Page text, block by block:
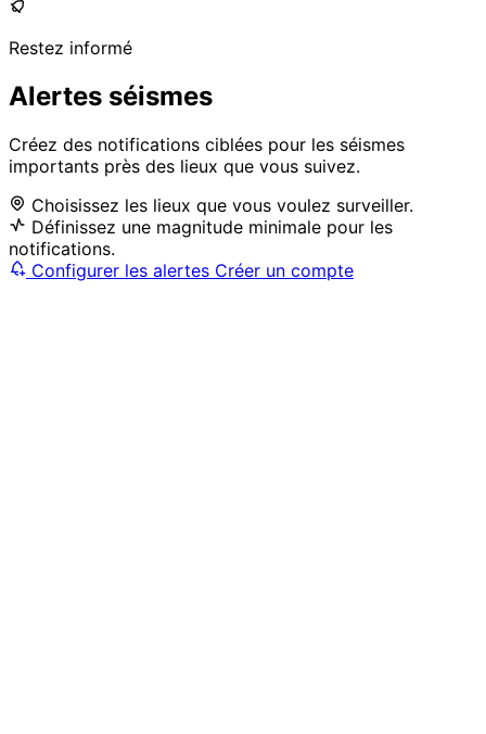
Restez informé
Alertes séismes
Créez des notifications ciblées pour les séismes
importants près des lieux que vous suivez.
Choisissez les lieux que vous voulez surveiller.
Définissez une magnitude minimale pour les
notifications.
Configurer les alertes Créer un compte